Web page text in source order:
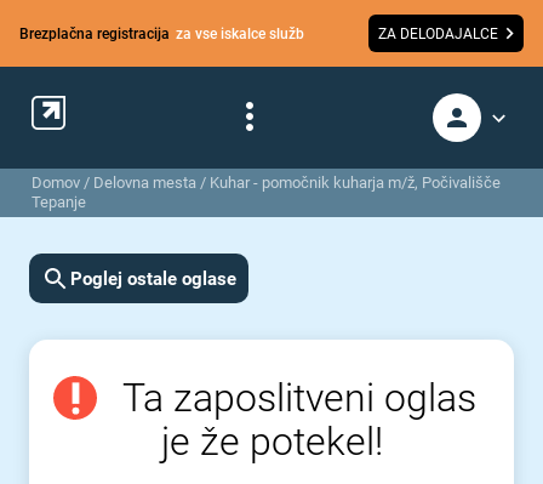
Brezplačna registracija za vse iskalce služb ZA DELODAJALCE
Domov / Delovna mesta / Kuhar - pomočnik kuharja m/ž, Počivališče
Tepanje
Poglej ostale oglase
Ta zaposlitveni oglas
je že potekel!